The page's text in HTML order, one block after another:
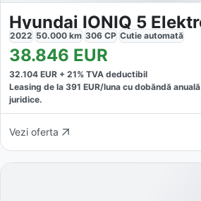
2022 50.000 km 306 CP Cutie automată
38.846 EUR
32.104 EUR + 21% TVA deductibil
Leasing de la 391 EUR/luna cu dobăndă anuală
juridice.
Vezi oferta